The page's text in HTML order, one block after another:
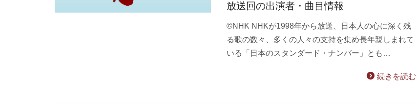
放送回の出演者・曲目情報
©NHK NHKが1998年から放送、日本人の心に深く残
る歌の数々、多くの人々の支持を集め長年親しまれて
いる「日本のスタンダード・ナンバー」とも…
続きを読む